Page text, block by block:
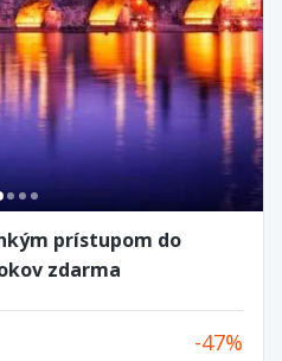
prístupom do
zdarma
47